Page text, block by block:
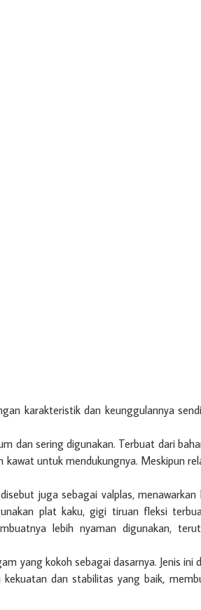
karakteristik dan keunggulannya
dan sering digunakan. Terbuat dari
kawat untuk mendukungnya. Meskipun
juga sebagai valplas, menawarkan
plat kaku, gigi tiruan fleksi
lebih nyaman digunakan,
yang kokoh sebagai dasarnya. Jenis ini
dan stabilitas yang baik,